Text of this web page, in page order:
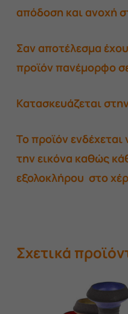
απόδοση και ανοχή
Σαν αποτέλεσμα
προϊόν πανέμορφο
Κατασκευάζεται
Το προϊόν
την εικόνα καθώς
εξολοκλήρου στο
Σχετικά